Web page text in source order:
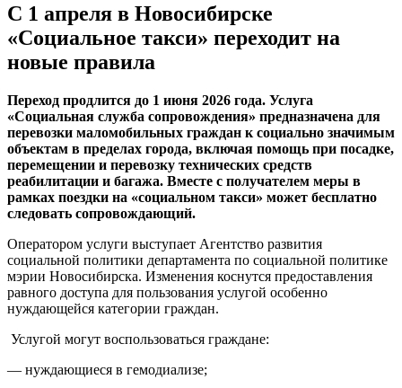
С 1 апреля в Новосибирске
«Социальное такси» переходит на
новые правила
Переход продлится до 1 июня 2026 года. Услуга
«Социальная служба сопровождения» предназначена для
перевозки маломобильных граждан к социально значимым
объектам в пределах города, включая помощь при посадке,
перемещении и перевозку технических средств
реабилитации и багажа. Вместе с получателем меры в
рамках поездки на «социальном такси» может бесплатно
следовать сопровождающий.
Оператором услуги выступает Агентство развития
социальной политики департамента по социальной политике
мэрии Новосибирска. Изменения коснутся предоставления
равного доступа для пользования услугой особенно
нуждающейся категории граждан.
Услугой могут воспользоваться граждане:
— нуждающиеся в гемодиализе;